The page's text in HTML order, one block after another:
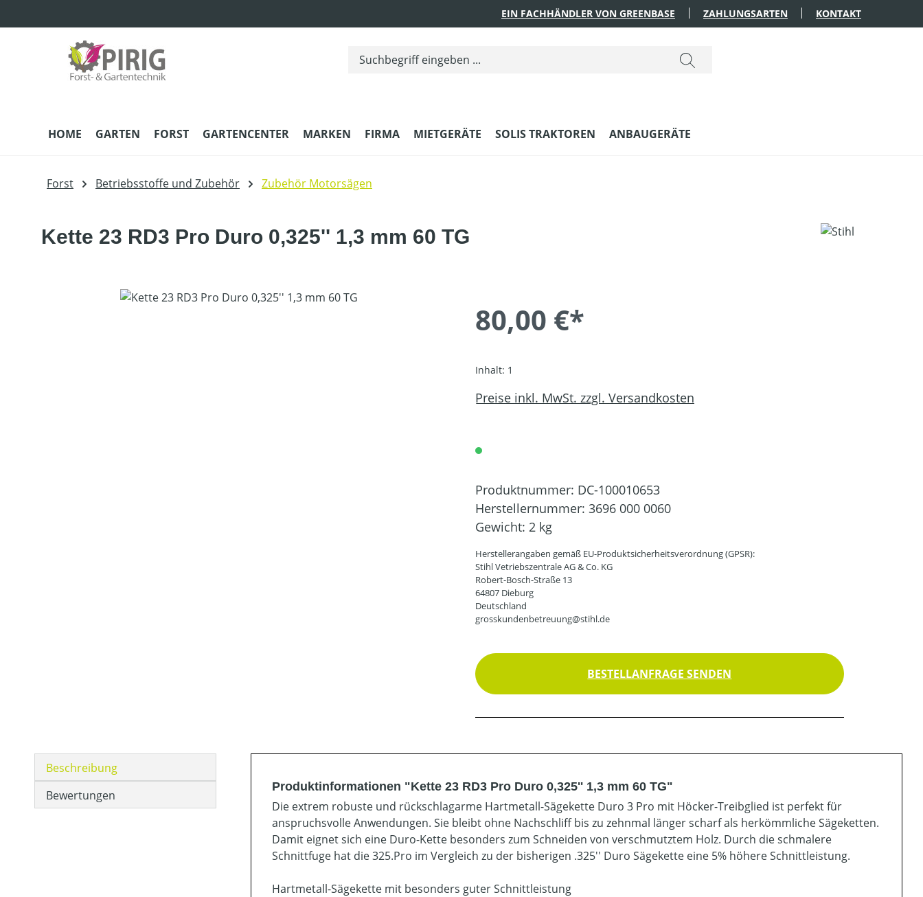
EIN FACHHÄNDLER VON GREENBASE ZAHLUNGSARTEN KONTAKT
HOME GARTEN FORST GARTENCENTER MARKEN FIRMA MIETGERÄTE SOLIS TRAKTOREN ANBAUGERÄTE
Forst Betriebsstoffe und Zubehör Zubehör Motorsägen
Kette 23 RD3 Pro Duro 0,325'' 1,3 mm 60 TG
Bildergalerie überspringen
80,00 €*
Inhalt: 1
Preise inkl. MwSt. zzgl. Versandkosten
Produktnummer: DC-100010653
Herstellernummer: 3696 000 0060
Gewicht: 2 kg
Herstellerangaben gemäß EU-Produktsicherheitsverordnung (GPSR):
Stihl Vetriebszentrale AG & Co. KG
Robert-Bosch-Straße 13
64807 Dieburg
Deutschland
grosskundenbetreuung@stihl.de
BESTELLANFRAGE SENDEN
Beschreibung
Bewertungen
Produktinformationen "Kette 23 RD3 Pro Duro 0,325'' 1,3 mm 60 TG"
Die extrem robuste und rückschlagarme Hartmetall-Sägekette Duro 3 Pro mit Höcker-Treibglied ist perfekt für
anspruchsvolle Anwendungen. Sie bleibt ohne Nachschliff bis zu zehnmal länger scharf als herkömmliche Sägeketten.
Damit eignet sich eine Duro-Kette besonders zum Schneiden von verschmutztem Holz. Durch die schmalere
Schnittfuge hat die 325.Pro im Vergleich zu der bisherigen .325'' Duro Sägekette eine 5% höhere Schnittleistung.
Hartmetall-Sägekette mit besonders guter Schnittleistung